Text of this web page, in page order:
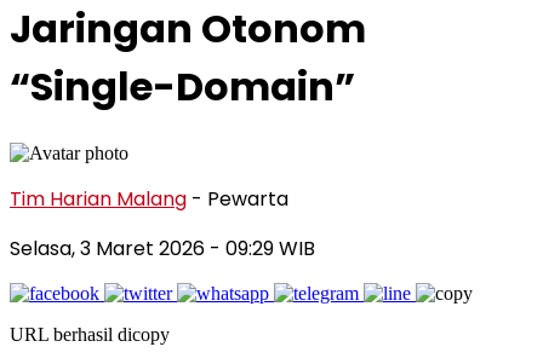
Jaringan Otonom
“Single-Domain”
Tim Harian Malang - Pewarta
Selasa, 3 Maret 2026 - 09:29 WIB
URL berhasil dicopy